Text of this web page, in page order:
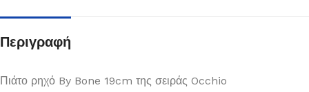
Περιγραφή
Πιάτο ρηχό By Bone 19cm της σειράς Occhio